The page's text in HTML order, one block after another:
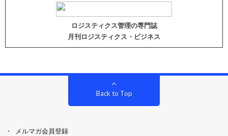
ロジスティクス管理の専門誌
月刊ロジスティクス・ビジネス
Back to Top
メルマガ会員登録